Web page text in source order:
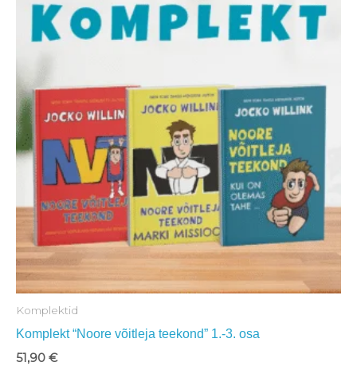
Komplektid
Komplekt “Noore võitleja teekond” 1.-3. osa
51,90 €